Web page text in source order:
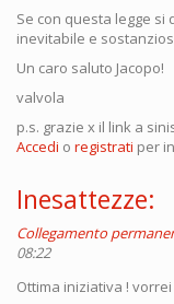
Se con questa legge
inevitabile e
Un caro saluto Jacopo!
valvola
p.s. grazie x il link a
Accedi o registrati per
Inesattezze:
Collegamento
08:22
Ottima iniziativa !